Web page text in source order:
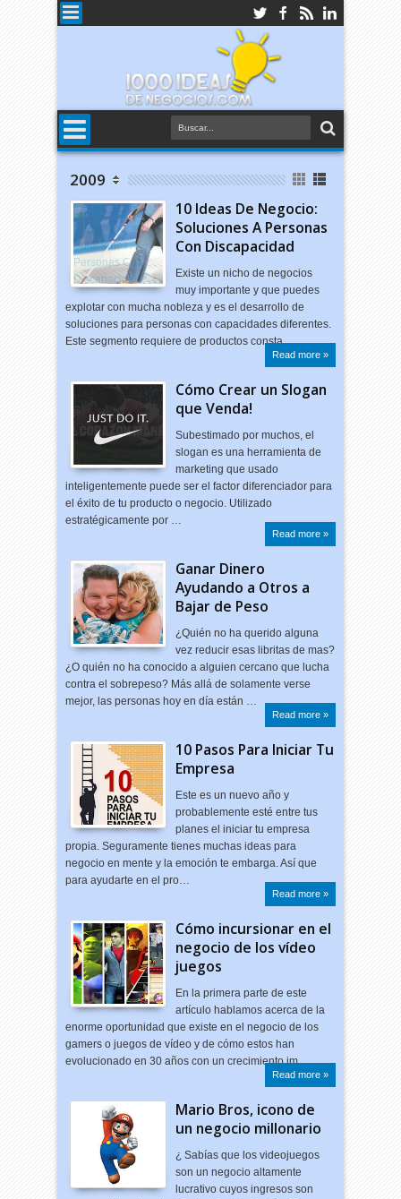
2009
10 Ideas De Negocio:
Soluciones A Personas
Con Discapacidad
Existe un nicho de negocios
muy importante y que puedes
explotar con mucha nobleza y es el desarrollo de
soluciones para personas con capacidades diferentes.
Este segmento requiere de productos consta…
Read more »
Cómo Crear un Slogan
que Venda!
Subestimado por muchos, el
slogan es una herramienta de
marketing que usado
inteligentemente puede ser el factor diferenciador para
el éxito de tu producto o negocio. Utilizado
estratégicamente por …
Read more »
Ganar Dinero
Ayudando a Otros a
Bajar de Peso
¿Quién no ha querido alguna
vez reducir esas libritas de mas?
¿O quién no ha conocido a alguien cercano que lucha
contra el sobrepeso? Más allá de solamente verse
mejor, las personas hoy en día están …
Read more »
10 Pasos Para Iniciar Tu
Empresa
Este es un nuevo año y
probablemente esté entre tus
planes el iniciar tu empresa
propia. Seguramente tienes muchas ideas para
negocio en mente y la emoción te embarga. Así que
para ayudarte en el pro…
Read more »
Cómo incursionar en el
negocio de los vídeo
juegos
En la primera parte de este
artículo hablamos acerca de la
enorme oportunidad que existe en el negocio de los
gamers o juegos de vídeo y de cómo estos han
evolucionado en 30 años con un crecimiento im…
Read more »
Mario Bros, icono de
un negocio millonario
¿ Sabías que los videojuegos
son un negocio altamente
lucrativo cuyos ingresos son